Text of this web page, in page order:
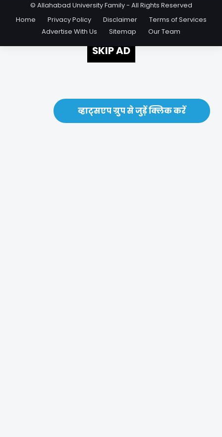
व्हाट्सएप ग्रुप से जुड़ें क्लिक करें
© Allahabad University Family - All Rights Reserved
Home
Privacy Policy Disclaimer
Terms of Services
Advertise With Us
Sitemap Our Team
SKIP AD